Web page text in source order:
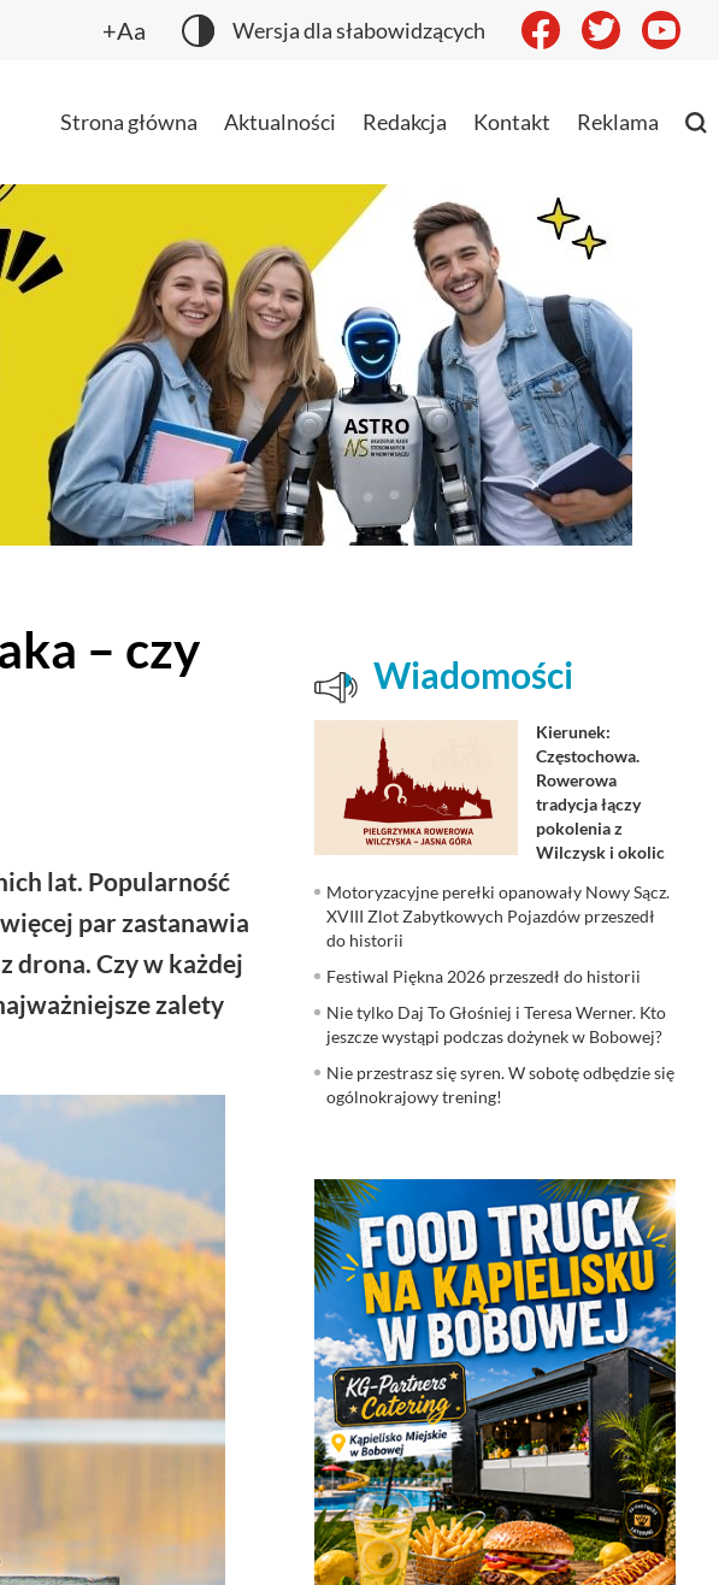
+Aa Wersja dla słabowidzących
Strona główna Aktualności Redakcja Kontakt Reklama
– czy
lat. Popularność
par zastanawia
drona. Czy w każdej
zalety
Wiadomości
Kierunek:
Częstochowa.
Rowerowa
tradycja łączy
pokolenia z
Wilczysk i okolic
Motoryzacyjne perełki opanowały Nowy Sącz.
XVIII Zlot Zabytkowych Pojazdów przeszedł
do historii
Festiwal Piękna 2026 przeszedł do historii
Nie tylko Daj To Głośniej i Teresa Werner. Kto
jeszcze wystąpi podczas dożynek w Bobowej?
Nie przestrasz się syren. W sobotę odbędzie się
ogólnokrajowy trening!